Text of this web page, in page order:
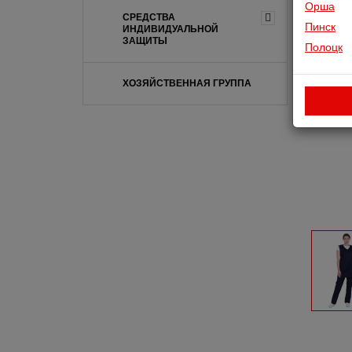
Орша
Пинск
Полоцк
СРЕДСТВА
ИНДИВИДУАЛЬНОЙ
ЗАЩИТЫ
ХОЗЯЙСТВЕННАЯ ГРУППА